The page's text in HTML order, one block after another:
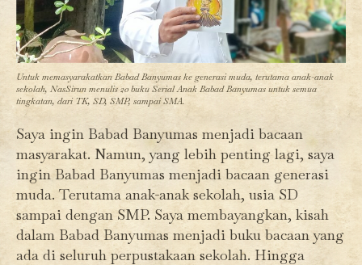
Untuk memasyarakatkan Babad Banyumas ke generasi muda, terutama anak-anak
sekolah, NasSirun menulis 20 buku Serial Anak Babad Banyumas untuk semua
tingkatan, dari TK, SD, SMP, sampai SMA.
Saya ingin Babad Banyumas menjadi bacaan
masyarakat. Namun, yang lebih penting lagi, saya
ingin Babad Banyumas menjadi bacaan generasi
muda. Terutama anak-anak sekolah, usia SD
sampai dengan SMP. Saya membayangkan, kisah
dalam Babad Banyumas menjadi buku bacaan yang
ada di seluruh perpustakaan sekolah. Hingga